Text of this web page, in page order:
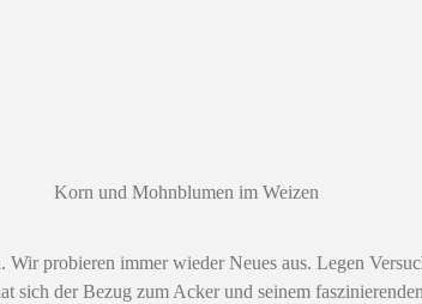
Korn und Mohnblumen im Weizen
probieren immer wieder Neues aus. Legen
sich der Bezug zum Acker und seinem